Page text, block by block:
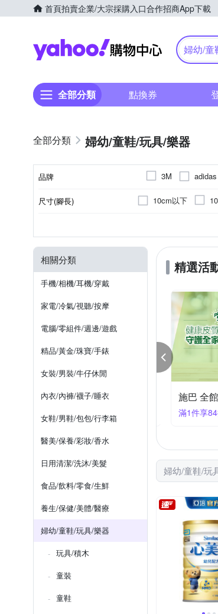
首頁拍賣企業/大宗採購入口合作招商App下載
Yahoo購物
婦幼/童
全部分類 點換券
婦幼/童鞋/玩具/樂器
品牌 3M
Crocodile
mamayo 媽媽友
Summer Love 夏
US BABY 優生
尺寸(腳長) 10cm以下
21.5cm
POLO衫
內
棒球帽 / 鴨舌帽
長裙
0歲以上
18
角色扮演/家家酒
口水巾/圍兜
相關分類
手機/相機/耳機/穿戴
家電/冷氣/視聽/按摩
電腦/零組件/週邊/遊戲
精品/黃金/珠寶/手錶
女裝/男裝/牛仔休閒
內衣/內褲/襪子/睡衣
女鞋/男鞋/包包/行李箱
醫美/保養/彩妝/香水
日用清潔/洗沐/美髮
食品/飲料/零食/生鮮
養生/保健/美體/醫療
婦幼/童鞋/玩具/樂器
玩具/積木
童裝
童鞋
精選活
限定｜滿2件享86折 施巴 全
滿1件享
婦幼/童鞋/玩